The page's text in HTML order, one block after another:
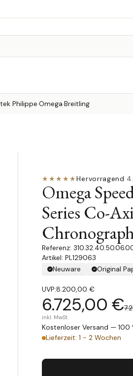
Philippe·Omega·Breitling
★★★★★Hervorragend·
Omega
Series Co-
Artikel: PL129063
Neuware
Original
UVP:8.200,00 €
6.725,00 €
inkl. MwSt.
Kostenloser Versand — 100
Lieferzeit: 1 - 2 Wochen